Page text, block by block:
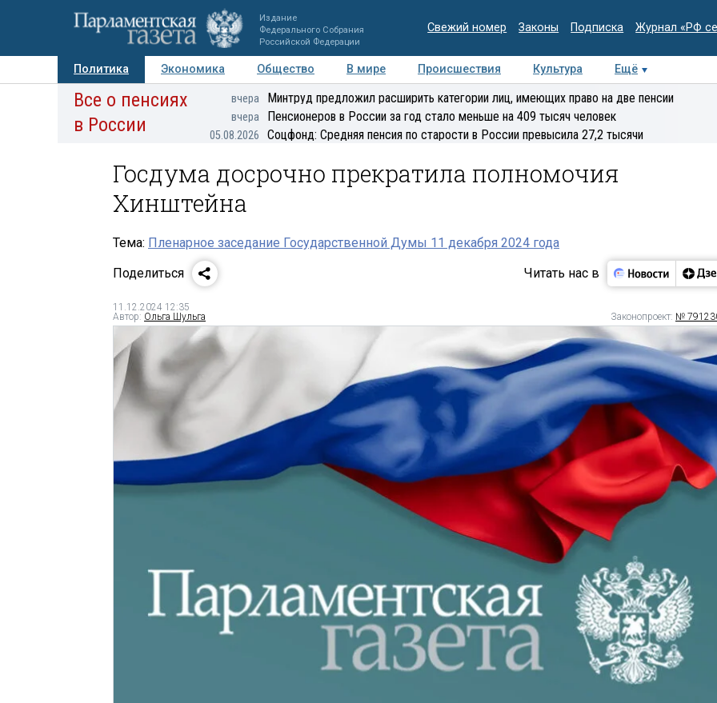
Издание
Федерального Собрания
Российской Федерации
Свежий номер Законы Подписка Журнал «РФ
Политика Экономика Общество В мире Происшествия Культура
Ещё
Авторы Персоны Мнения Регионы Медиацентр Интервью Колумнисты
Все о пенсиях
в России
вчера Минтруд предложил расширить категории лиц, имеющих право на две пенсии
вчера Пенсионеров в России за год стало меньше на 409 тысяч человек
05.08.2026 Соцфонд: Средняя пенсия по старости в России превысила 27,2 тысячи
Госдума досрочно прекратила полномочия
Хинштейна
Тема: Пленарное заседание Государственной Думы 11 декабря 2024 года
Поделиться
Читать нас в
11.12.2024 12:35
Автор: Ольга Шульга Законопроект: №